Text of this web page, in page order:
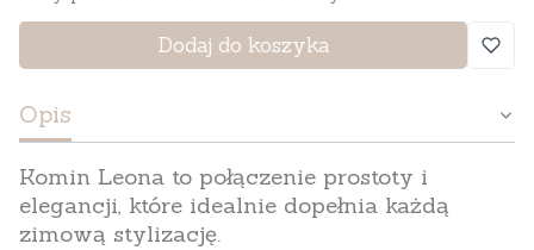
Dodaj do koszyka
Opis
Komin Leona to połączenie prostoty i
elegancji, które idealnie dopełnia każdą
zimową stylizację.